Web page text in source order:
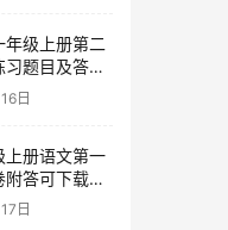
级上册第二
题目及答案
日
上册语文第一
答可下载打
日